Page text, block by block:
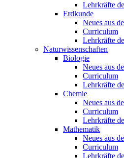
Lehrkräfte
Erdkunde
Neues aus
Curriculum
Lehrkräfte
Naturwissenschaften
Biologie
Neues aus
Curriculum
Lehrkräfte
Chemie
Neues aus
Curriculum
Lehrkräfte
Mathematik
Neues aus
Curriculum
Lehrkräfte